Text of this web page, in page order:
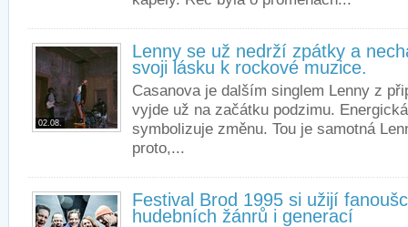
02.08.
Lenny se už nedrží zpátky a
svoji lásku k rockové muzice.
Casanova je dalším singlem Lenny z
vyjde už na začátku podzimu.
symbolizuje změnu. Tou je samotná
proto,...
Festival Brod 1995 si užijí
hudebních žánrů i generací